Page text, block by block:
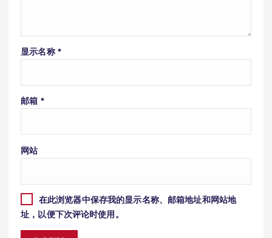
显示名称 *
邮箱 *
网站
在此浏览器中保存我的显示名称、邮箱地址和网站地
址，以便下次评论时使用。